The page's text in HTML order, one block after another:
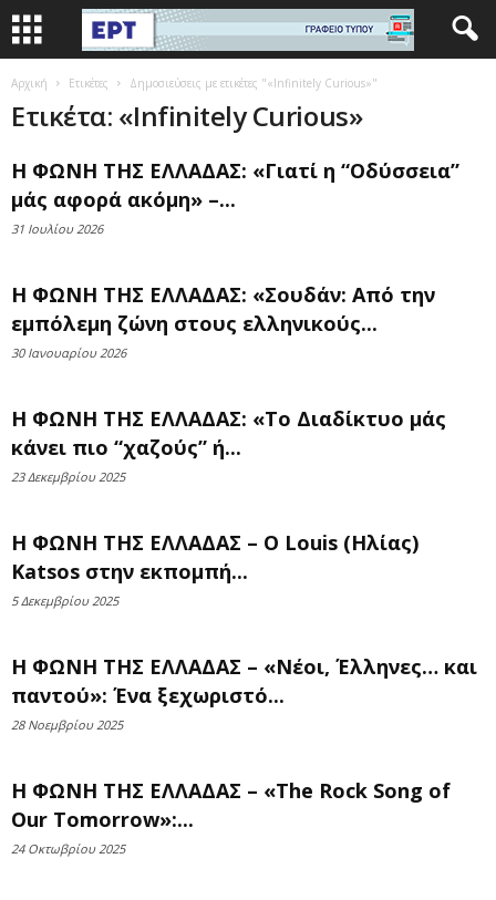
Αρχική Ετικέτες Δημοσιεύσεις με ετικέτες "«Infinitely Curious»"
Ετικέτα: «Infinitely Curious»
Η ΦΩΝΗ ΤΗΣ ΕΛΛΑΔΑΣ: «Γιατί η “Οδύσσεια”
μάς αφορά ακόμη» –...
31 Ιουλίου 2026
Η ΦΩΝΗ ΤΗΣ ΕΛΛΑΔΑΣ: «Σουδάν: Από την
εμπόλεμη ζώνη στους ελληνικούς...
30 Ιανουαρίου 2026
Η ΦΩΝΗ ΤΗΣ ΕΛΛΑΔΑΣ: «Το Διαδίκτυο μάς
κάνει πιο “χαζούς” ή...
23 Δεκεμβρίου 2025
Η ΦΩΝΗ ΤΗΣ ΕΛΛΑΔΑΣ – Ο Louis (Ηλίας)
Katsos στην εκπομπή...
5 Δεκεμβρίου 2025
Η ΦΩΝΗ ΤΗΣ ΕΛΛΑΔΑΣ – «Νέοι, Έλληνες… και
παντού»: Ένα ξεχωριστό...
28 Νοεμβρίου 2025
Η ΦΩΝΗ ΤΗΣ ΕΛΛΑΔΑΣ – «The Rock Song of
Our Tomorrow»:...
24 Οκτωβρίου 2025